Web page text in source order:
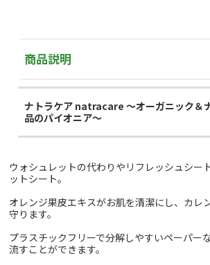
商品説明
ナトラケア natracare ～オーガニック＆
品のパイオニア～
ウォシュレットの代わりやリフレッシュシー
ットシート。
オレンジ果皮エキスがお肌を清潔にし、カレ
守ります。
プラスチックフリーで分解しやすいペーパー
流すことができます。